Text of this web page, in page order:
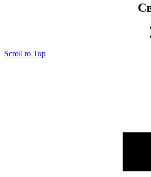
Scroll to Top